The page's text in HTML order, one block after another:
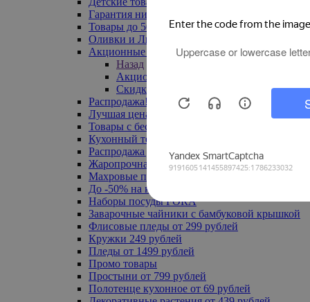
Гарантия низкой цены
Товары до 500 руб
Оливки и Лимоны
Акционные товары
Назад
Акционные товары
Скидка 20% по промокоду
Распродажа! Ульяновск до -70%
Лучшая цена
Товары с бесплатной доставкой
Кухонный текстиль
Распродажа до -50%
Жаропрочная посуда
Махровые полотенца
До -50% на ковры
Наборы посуды FORA
Заварочные чайники с бамбуковой крышкой
Флисовые пледы от 299 рублей
Кружки 249 рублей
Пледы от 1499 рублей
Промо товары
Простыни от 799 рублей
Полотенце кухонное от 69 рублей